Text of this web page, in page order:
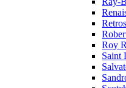
Roy
Saint